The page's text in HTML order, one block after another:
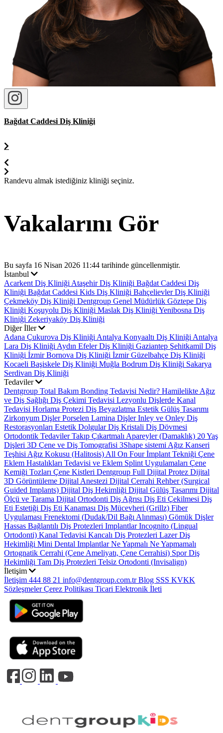
Bağdat Caddesi Diş Kliniği
Randevu almak istediğiniz kliniği seçiniz.
Vakalarını Gör
Bu sayfa 16 Nisan 2026 11:44 tarihinde güncellenmiştir.
İstanbul
Acarkent Diş Kliniği Ataşehir Diş Kliniği Bağdat Caddesi Diş
Kliniği Bağdat Caddesi Kids Diş Kliniği Bahçelievler Diş Kliniği
Çekmeköy Diş Kliniği Dentgroup Genel Müdürlük Göztepe Diş
Kliniği Koşuyolu Diş Kliniği Maslak Diş Kliniği Yenibosna Diş
Kliniği Zekeriyaköy Diş Kliniği
Diğer İller
Adana Çukurova Diş Kliniği Antalya Konyaaltı Diş Kliniği Antalya
Lara Diş Kliniği Aydın Efeler Diş Kliniği Gaziantep Şehitkamil Diş
Kliniği İzmir Bornova Diş Kliniği İzmir Güzelbahçe Diş Kliniği
Kocaeli Başiskele Diş Kliniği Muğla Bodrum Diş Kliniği Sakarya
Serdivan Diş Kliniği
Tedaviler
Dentgroup Total Bakım Bonding Tedavisi Nedir? Hamilelikte Ağız
ve Diş Sağlığı Diş Çekimi Tedavisi Lezyonlu Dişlerde Kanal
Tedavisi Horlama Protezi Diş Beyazlatma Estetik Gülüş Tasarımı
Zirkonyum DişlerPorselen Lamina DişlerInley ve Onley Diş
Restorasyonları Estetik DolgularDiş Kristali Diş Dövmesi
Ortodontik TedavilerTakıp Çıkartmalı Apareyler (Damaklık) 20 Yaş
Dişleri 3D Çene ve Diş Tomografisi 3Shape sistemi Ağız Kanseri
Teşhisi Ağız Kokusu (Halitosis) All On Four İmplant Tekniği Çene
Eklem Hastalıkları Tedavisi ve Eklem Splint Uygulamaları Çene
Kemiği Tozları Çene Kistleri Dentgroup Full Dijital Protez Dijital
3D Görüntüleme Dijital Anestezi Dijital Cerrahi Rehber (Surgical
Guided Implants) Dijital Diş Hekimliği Dijital Gülüş Tasarımı Dijital
Ölçü ve Tarama Dijital Ortodonti Diş Ağrısı Diş Eti Çekilmesi Diş
Eti Estetiği Diş Eti Kanaması Diş Mücevheri (Grillz) Fiber
Uygulaması Frenektomi (Dudak/Dil Bağı Alınması) Gömük Dişler
Hassas Bağlantılı Diş Protezleri ImplantlarIncognito (Lingual
Ortodonti) Kanal Tedavisi Kancalı Diş Protezleri Lazer Diş
Hekimliği Mini Dental ImplantlarNe Yapmalı Ne Yapmamalı
Ortognatik Cerrahi (Çene Ameliyatı, Çene Cerrahisi) Spor Diş
Hekimliği Tam Diş Protezleri Telsiz Ortodonti (Invisalign)
İletişim
İletişim 444 88 21 info@dentgroup.com.tr Blog SSS KVKK
SözleşmelerÇerez Politikası Ticari Elektronik İleti